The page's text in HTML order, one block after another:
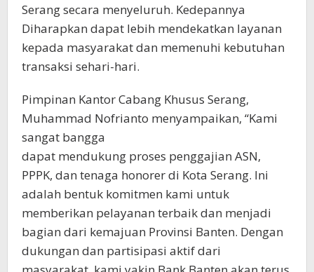
Serang secara menyeluruh. Kedepannya
Diharapkan dapat lebih mendekatkan layanan
kepada masyarakat dan memenuhi kebutuhan
transaksi sehari-hari.
Pimpinan Kantor Cabang Khusus Serang,
Muhammad Nofrianto menyampaikan, “Kami
sangat bangga
dapat mendukung proses penggajian ASN,
PPPK, dan tenaga honorer di Kota Serang. Ini
adalah bentuk komitmen kami untuk
memberikan pelayanan terbaik dan menjadi
bagian dari kemajuan Provinsi Banten. Dengan
dukungan dan partisipasi aktif dari